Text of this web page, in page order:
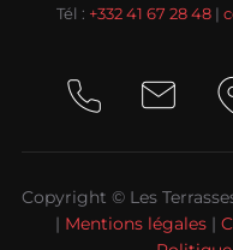
Tél : +332 41 67 28 48|
Copyright © Les
| Mentions légales|